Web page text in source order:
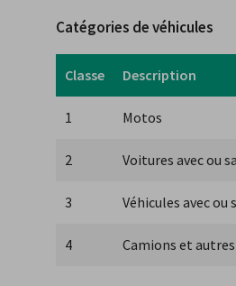
Catégories de véhicules
Classe Description
1 Motos
2 Voitures avec ou
3 Véhicules avec ou
4 Camions et autres